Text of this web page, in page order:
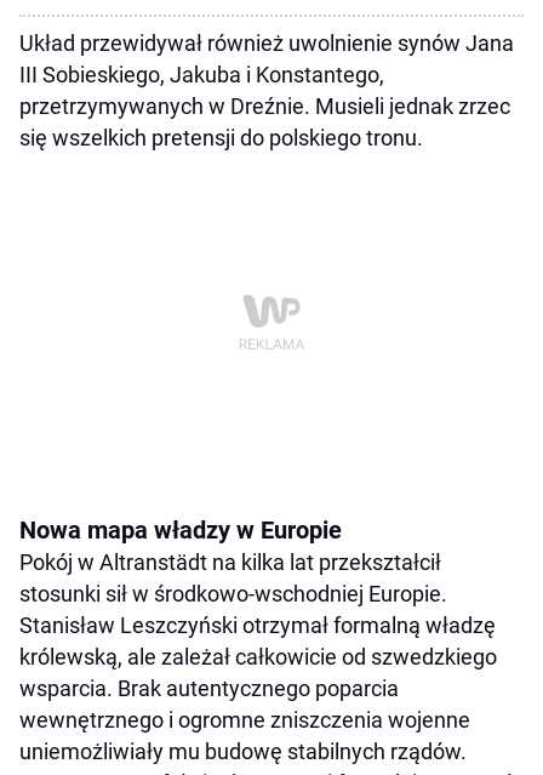
Układ przewidywał również uwolnienie synów Jana
III Sobieskiego, Jakuba i Konstantego,
przetrzymywanych w Dreźnie. Musieli jednak zrzec
się wszelkich pretensji do polskiego tronu.
Nowa mapa władzy w Europie
Pokój w Altranstädt na kilka lat przekształcił
stosunki sił w środkowo-wschodniej Europie.
Stanisław Leszczyński otrzymał formalną władzę
królewską, ale zależał całkowicie od szwedzkiego
wsparcia. Brak autentycznego poparcia
wewnętrznego i ogromne zniszczenia wojenne
uniemożliwiały mu budowę stabilnych rządów.